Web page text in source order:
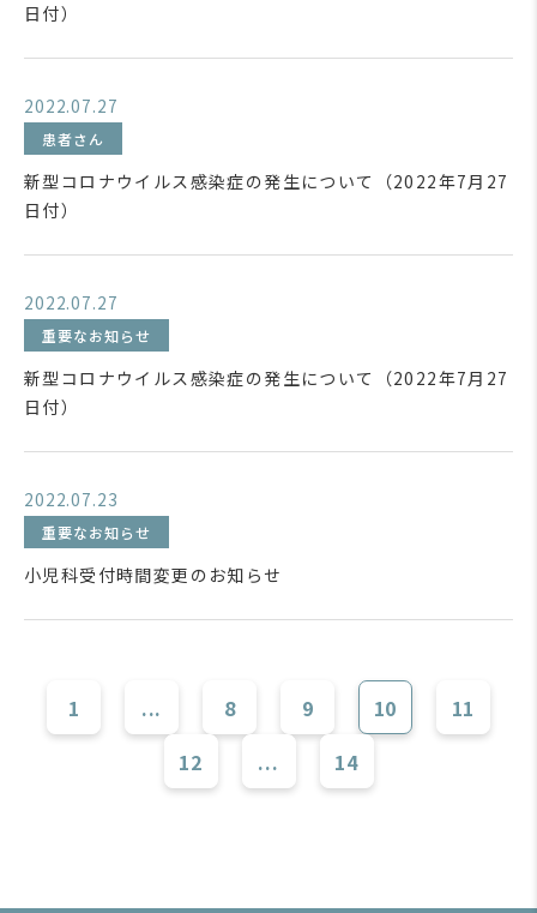
日付）
2022.07.27
患者さん
新型コロナウイルス感染症の発生について（2022年7月27
日付）
2022.07.27
重要なお知らせ
新型コロナウイルス感染症の発生について（2022年7月27
日付）
2022.07.23
重要なお知らせ
小児科受付時間変更のお知らせ
1 ... 8 9 10
11
12
... 14